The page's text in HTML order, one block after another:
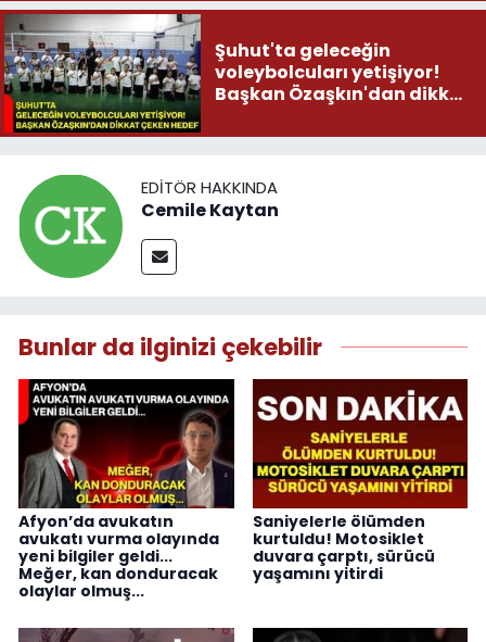
Şuhut'ta geleceğin
voleybolcuları yetişiyor!
Başkan Özaşkın'dan dikkat
EDITÖR HAKKINDA
Cemile Kaytan
Bunlar da ilginizi çekebilir
Afyon’da avukatın
avukatı vurma olayında
yeni bilgiler geldi...
Meğer, kan donduracak
olaylar olmuş...
Saniyelerle ölümden
kurtuldu! Motosiklet
duvara çarptı, sürücü
yaşamını yitirdi